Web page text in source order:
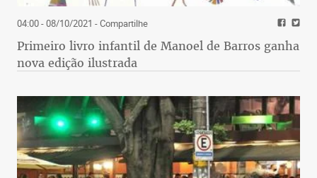
04:00 - 08/10/2021 - Compartilhe
Primeiro livro infantil de Manoel de Barros ganha
nova edição ilustrada